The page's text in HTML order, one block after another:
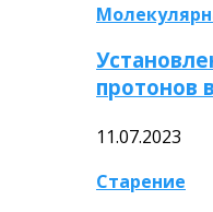
протонов
11.07.2023
Старение